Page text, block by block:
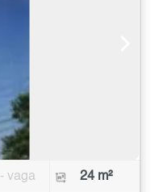
- vaga 24 m²